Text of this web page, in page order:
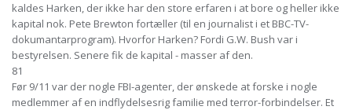
kaldes Harken, der ikke har den store erfaren i at bore og heller ikke
kapital nok. Pete Brewton fortæller (til en journalist i et BBC-TV-
dokumantarprogram). Hvorfor Harken? Fordi G.W. Bush var i
bestyrelsen. Senere fik de kapital - masser af den.
81
Før 9/11 var der nogle FBI-agenter, der ønskede at forske i nogle
medlemmer af en indflydelsesrig familie med terror-forbindelser. Et